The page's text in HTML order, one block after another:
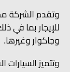
وتقدم الشركة
للإيجار بما في
وجاكوار وغيرها.
وتتميز